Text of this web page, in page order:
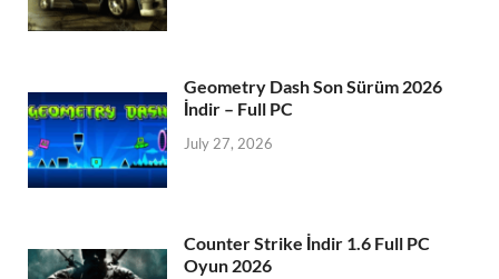
Geometry Dash Son Sürüm 2026
İndir – Full PC
July 27, 2026
Counter Strike İndir 1.6 Full PC
Oyun 2026